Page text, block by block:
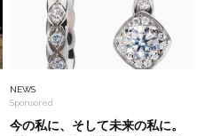
1枚でオシャレ＆快適【ユニクロ
バンセン】〈新作コーデ3選〉
NEWS
Sponsored
今の私に、そして未来の私に。